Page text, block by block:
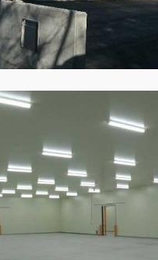
展示場用地の募集